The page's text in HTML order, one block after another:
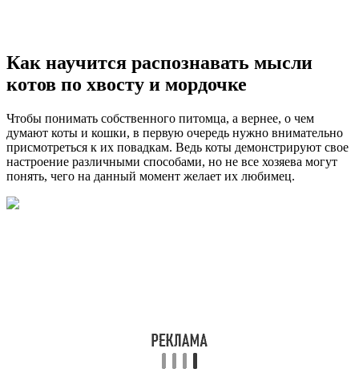
Как научится распознавать мысли
котов по хвосту и мордочке
Чтобы понимать собственного питомца, а вернее, о чем
думают коты и кошки, в первую очередь нужно внимательно
присмотреться к их повадкам. Ведь коты демонстрируют свое
настроение различными способами, но не все хозяева могут
понять, чего на данный момент желает их любимец.